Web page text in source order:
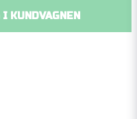
I KUNDVAGNEN